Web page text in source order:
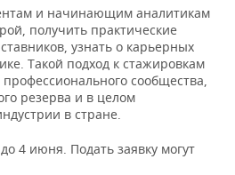
и начинающим аналитикам
получить практические
узнать о карьерных
Такой подход к стажировкам
сообщества,
резерва и в целом
в стране.
4 июня. Подать заявку могут